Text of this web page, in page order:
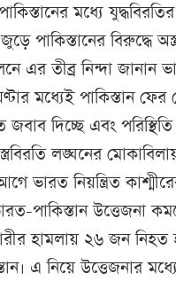
মধ্যে
জুড়ে পাকিস্তানের
এর তীব্র নিন্দা জানান
মধ্যেই পাকিস্তান
দিচ্ছে এবং
লঙ্ঘনের
ভারত নিয়ন্ত্রিত
পাকিস্তান উত্তেজনা
হামলায় ২৬ জন
এ নিয়ে উত্তেজনার